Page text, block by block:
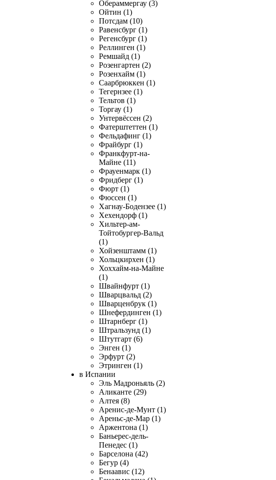
Обераммергау (3)
Ойтин (1)
Потсдам (10)
Равенсбург (1)
Регенсбург (1)
Реллинген (1)
Ремшайд (1)
Розенгартен (2)
Розенхайм (1)
Саарбрюккен (1)
Тегернзее (1)
Тельтов (1)
Торгау (1)
Унтервёссен (2)
Фатерштеттен (1)
Фельдафинг (1)
Фрайбург (1)
Франкфурт-на-
Майне (11)
Фрауенмарк (1)
Фридберг (1)
Фюрт (1)
Фюссен (1)
Хагнау-Бодензее (1)
Хехендорф (1)
Хильтер-ам-
Тойтобургер-Вальд
(1)
Хойзенштамм (1)
Хольцкирхен (1)
Хоххайм-на-Майне
(1)
Швайнфурт (1)
Шварцвальд (2)
Шварценбрук (1)
Шнефердинген (1)
Штарнберг (1)
Штральзунд (1)
Штутгарт (6)
Энген (1)
Эрфурт (2)
Этринген (1)
в Испании
Эль Мадроньяль (2)
Аликанте (29)
Алтея (8)
Аренис-де-Мунт (1)
Ареньс-де-Мар (1)
Аржентона (1)
Баньерес-дель-
Пенедес (1)
Барселона (42)
Бегур (4)
Бенаавис (12)